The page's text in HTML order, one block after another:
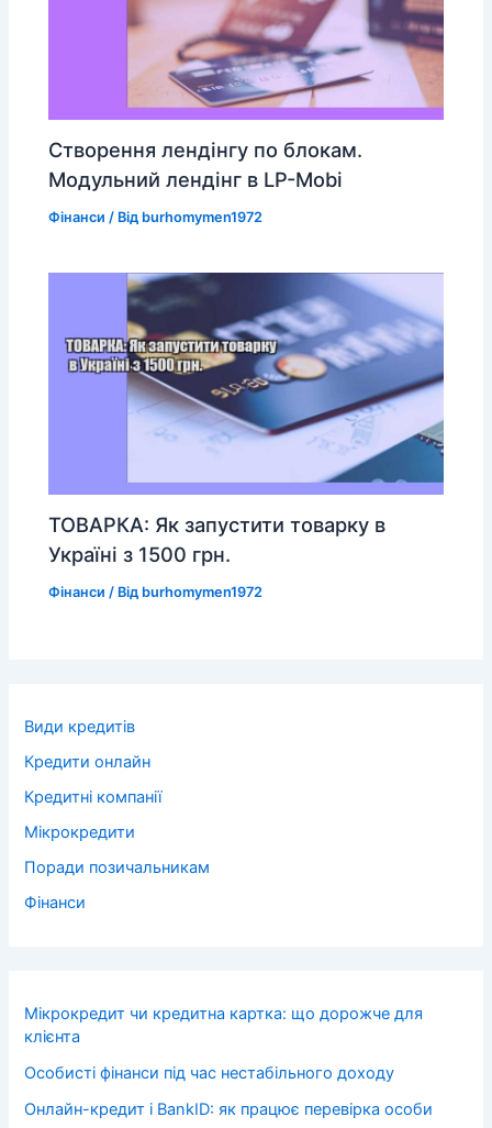
Створення лендінгу по блокам.
Модульний лендінг в LP-Mobi
Фінанси / Від burhomymen1972
ТОВАРКА: Як запустити товарку в
Україні з 1500 грн.
Фінанси / Від burhomymen1972
Види кредитів
Кредити онлайн
Кредитні компанії
Мікрокредити
Поради позичальникам
Фінанси
Мікрокредит чи кредитна картка: що дорожче для
клієнта
Особисті фінанси під час нестабільного доходу
Онлайн-кредит і BankID: як працює перевірка особи